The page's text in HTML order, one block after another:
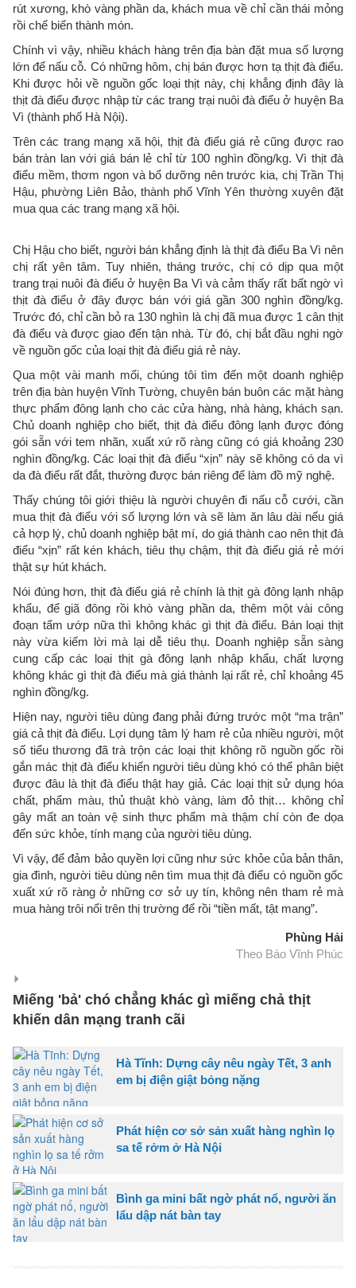
rút xương, khò vàng phần da, khách mua về chỉ cần thái mỏng
rồi chế biến thành món.
Chính vì vậy, nhiều khách hàng trên địa bàn đặt mua số lượng
lớn để nấu cỗ. Có những hôm, chị bán được hơn tạ thịt đà điểu.
Khi được hỏi về nguồn gốc loại thịt này, chị khẳng định đây là
thịt đà điểu được nhập từ các trang trại nuôi đà điểu ở huyện Ba
Vì (thành phố Hà Nội).
Trên các trang mạng xã hội, thịt đà điểu giá rẻ cũng được rao
bán tràn lan với giá bán lẻ chỉ từ 100 nghìn đồng/kg. Vì thịt đà
điểu mềm, thơm ngon và bổ dưỡng nên trước kia, chị Trần Thị
Hậu, phường Liên Bảo, thành phố Vĩnh Yên thường xuyên đặt
mua qua các trang mạng xã hội.
Chị Hậu cho biết, người bán khẳng định là thịt đà điểu Ba Vì nên
chị rất yên tâm. Tuy nhiên, tháng trước, chị có dịp qua một
trang trại nuôi đà điểu ở huyện Ba Vì và cảm thấy rất bất ngờ vì
thịt đà điểu ở đây được bán với giá gần 300 nghìn đồng/kg.
Trước đó, chỉ cần bỏ ra 130 nghìn là chị đã mua được 1 cân thịt
đà điểu và được giao đến tận nhà. Từ đó, chị bắt đầu nghi ngờ
về nguồn gốc của loại thịt đà điểu giá rẻ này.
Qua một vài manh mối, chúng tôi tìm đến một doanh nghiệp
trên địa bàn huyện Vĩnh Tường, chuyên bán buôn các mặt hàng
thực phẩm đông lạnh cho các cửa hàng, nhà hàng, khách sạn.
Chủ doanh nghiệp cho biết, thịt đà điểu đông lạnh được đóng
gói sẵn với tem nhãn, xuất xứ rõ ràng cũng có giá khoảng 230
nghìn đồng/kg. Các loại thịt đà điểu “xịn” này sẽ không có da vì
da đà điểu rất đắt, thường được bán riêng để làm đồ mỹ nghệ.
Thấy chúng tôi giới thiệu là người chuyên đi nấu cỗ cưới, cần
mua thịt đà điểu với số lượng lớn và sẽ làm ăn lâu dài nếu giá
cả hợp lý, chủ doanh nghiệp bật mí, do giá thành cao nên thịt đà
điểu “xịn” rất kén khách, tiêu thụ chậm, thịt đà điểu giá rẻ mới
thật sự hút khách.
Nói đúng hơn, thịt đà điểu giá rẻ chính là thịt gà đông lạnh nhập
khẩu, để giã đông rồi khò vàng phần da, thêm một vài công
đoạn tẩm ướp nữa thì không khác gì thịt đà điểu. Bán loại thịt
này vừa kiếm lời mà lại dễ tiêu thụ. Doanh nghiệp sẵn sàng
cung cấp các loại thịt gà đông lạnh nhập khẩu, chất lượng
không khác gì thịt đà điểu mà giá thành lại rất rẻ, chỉ khoảng 45
nghìn đồng/kg.
Hiện nay, người tiêu dùng đang phải đứng trước một “ma trận”
giá cả thịt đà điểu. Lợi dụng tâm lý ham rẻ của nhiều người, một
số tiểu thương đã trà trộn các loại thịt không rõ nguồn gốc rồi
gắn mác thịt đà điểu khiến người tiêu dùng khó có thể phân biệt
được đâu là thịt đà điểu thật hay giả. Các loại thịt sử dụng hóa
chất, phẩm màu, thủ thuật khò vàng, làm đỏ thịt… không chỉ
gây mất an toàn vệ sinh thực phẩm mà thậm chí còn đe dọa
đến sức khỏe, tính mạng của người tiêu dùng.
Vì vậy, để đảm bảo quyền lợi cũng như sức khỏe của bản thân,
gia đình, người tiêu dùng nên tìm mua thịt đà điểu có nguồn gốc
xuất xứ rõ ràng ở những cơ sở uy tín, không nên tham rẻ mà
mua hàng trôi nổi trên thị trường để rồi “tiền mất, tật mang”.
Phùng Hải
Theo Báo Vĩnh Phúc
Miếng 'bả' chó chẳng khác gì miếng chả thịt
khiến dân mạng tranh cãi
Hà Tĩnh: Dựng cây nêu ngày Tết, 3 anh
em bị điện giật bỏng nặng
Phát hiện cơ sở sản xuất hàng nghìn lọ
sa tế rởm ở Hà Nội
Bình ga mini bất ngờ phát nổ, người ăn
lẩu dập nát bàn tay